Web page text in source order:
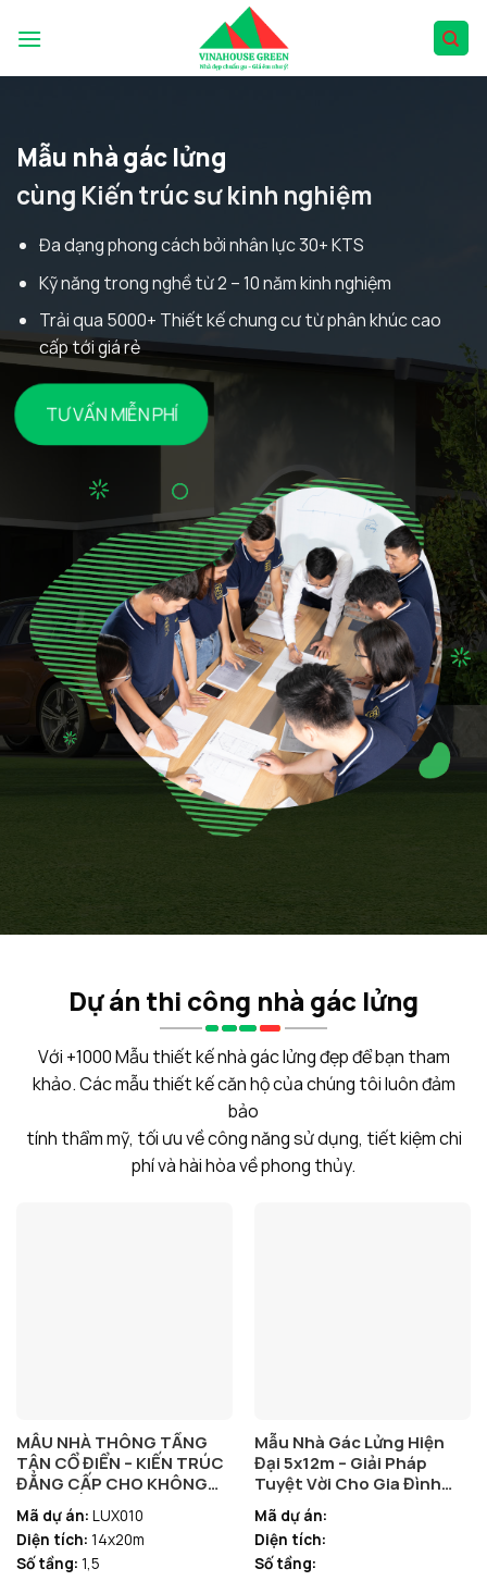
Mẫu nhà gác lửng
cùng Kiến trúc sư kinh nghiệm
Đa dạng phong cách bởi nhân lực 30+ KTS
Kỹ năng trong nghề từ 2 – 10 năm kinh nghiệm
Trải qua 5000+ Thiết kế chung cư từ phân khúc cao
cấp tới giá rẻ
TƯ VẤN MIỄN PHÍ
Dự án thi công nhà gác lửng
Với +1000 Mẫu thiết kế nhà gác lửng đẹp để bạn tham
khảo. Các mẫu thiết kế căn hộ của chúng tôi luôn đảm
bảo
tính thẩm mỹ, tối ưu về công năng sử dụng, tiết kiệm chi
phí và hài hòa về phong thủy.
MẪU NHÀ THÔNG TẦNG
TÂN CỔ ĐIỂN – KIẾN TRÚC
ĐẲNG CẤP CHO KHÔNG
GIAN SỐNG SANG TRỌNG
Mã dự án: LUX010
Diện tích: 14x20m
Số tầng: 1,5
Mẫu Nhà Gác Lửng Hiện
Đại 5x12m – Giải Pháp
Tuyệt Vời Cho Gia Đình
Trẻ Cần 3 Phòng Ngủ
Mã dự án:
Diện tích:
Số tầng: